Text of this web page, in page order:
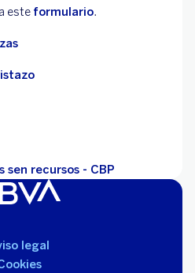
este formulario.
sen recursos - CBP
legal